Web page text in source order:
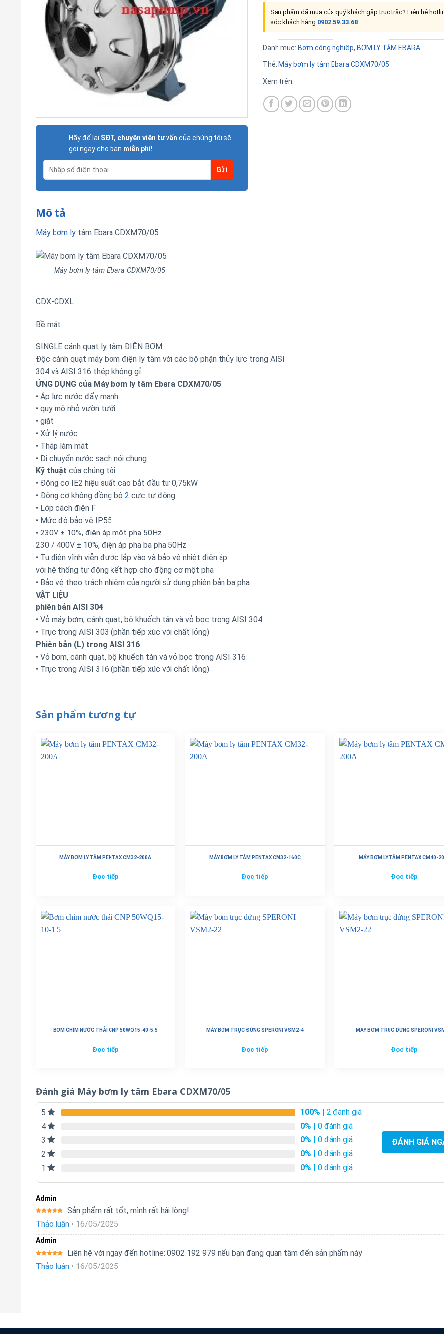
Hãy để lại SĐT, chuyên viên tư vấn của chúng tôi sẽ
gọi ngay cho bạn miễn phí!
Sản phẩm đã mua của quý khách gặp trục trặc? Liên hệ
sóc khách hàng 0902.59.33.68
Danh mục: Bơm công nghiệp, BƠM LY TÂM EBARA
Thẻ: Máy bơm ly tâm Ebara CDXM70/05
Xem trên:
Mô tả
Máy bơm ly tâm Ebara CDXM70/05
Máy bơm ly tâm Ebara CDXM70/05
CDX-CDXL
Bề mặt
SINGLE cánh quạt ly tâm ĐIỆN BƠM
Độc cánh quạt máy bơm điện ly tâm với các bộ phận thủy lực trong AISI
304 và AISI 316 thép không gỉ
ỨNG DỤNG của Máy bơm ly tâm Ebara CDXM70/05
• Áp lực nước đẩy mạnh
• quy mô nhỏ vườn tưới
• giặt
• Xử lý nước
• Tháp làm mát
• Di chuyển nước sạch nói chung
Kỹ thuật của chúng tôi.
• Động cơ IE2 hiệu suất cao bắt đầu từ 0,75kW
• Động cơ không đồng bộ 2 cực tự động
• Lớp cách điện F
• Mức độ bảo vệ IP55
• 230V ± 10%, điện áp một pha 50Hz
230 / 400V ± 10%, điện áp pha ba pha 50Hz
• Tụ điện vĩnh viễn được lắp vào và bảo vệ nhiệt điện áp
với hệ thống tự động kết hợp cho động cơ một pha
• Bảo vệ theo trách nhiệm của người sử dụng phiên bản ba pha
VẬT LIỆU
phiên bản AISI 304
• Vỏ máy bơm, cánh quạt, bộ khuếch tán và vỏ bọc trong AISI 304
• Trục trong AISI 303 (phần tiếp xúc với chất lỏng)
Phiên bản (L) trong AISI 316
• Vỏ bơm, cánh quạt, bộ khuếch tán và vỏ bọc trong AISI 316
• Trục trong AISI 316 (phần tiếp xúc với chất lỏng)
Sản phẩm tương tự
MÁY BƠM LY TÂM PENTAX CM32-200A
Đọc tiếp
MÁY BƠM LY TÂM PENTAX CM32-160C
Đọc tiếp
MÁY BƠM LY TÂM PENTAX CM40-
Đọc tiếp
BƠM CHÌM NƯỚC THẢI CNP 50WQ15-40-5.5
Đọc tiếp
MÁY BƠM TRỤC ĐỨNG SPERONI VSM2-4
Đọc tiếp
MÁY BƠM TRỤC ĐỨNG SPERONI
Đọc tiếp
Đánh giá Máy bơm ly tâm Ebara CDXM70/05
5 100% | 2 đánh giá
4
0% | 0 đánh giá
3
0% | 0 đánh giá
2
0% | 0 đánh giá
1
0% | 0 đánh giá
ĐÁNH GIÁ
Admin
Được xếp
hạng5 5
Sản phẩm rất tốt, mình rất hài lòng!
Thảo luận • 16/05/2025
Admin
Được xếp
hạng5 5
Liên hệ với ngay đến hotline: 0902 192 979 nếu bạn đang quan tâm đến sản phẩm này
Thảo luận • 16/05/2025